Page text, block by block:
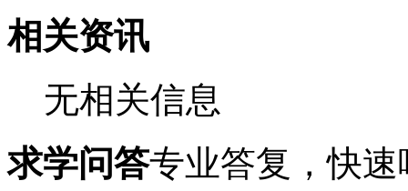
相关资讯
无相关信息
求学问答专业答复，快速